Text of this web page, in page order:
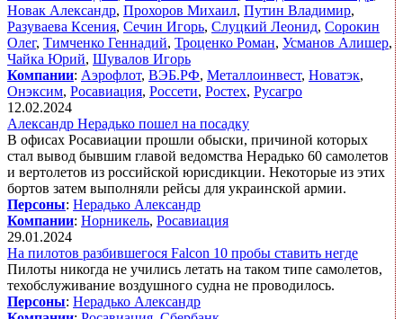
Новак Александр, Прохоров Михаил, Путин Владимир,
Разуваева Ксения, Сечин Игорь, Слуцкий Леонид, Сорокин
Олег, Тимченко Геннадий, Троценко Роман, Усманов Алишер,
Чайка Юрий, Шувалов Игорь
Компании: Аэрофлот, ВЭБ.РФ, Металлоинвест, Новатэк,
Онэксим, Росавиация, Россети, Ростех, Русагро
12.02.2024
Александр Нерадько пошел на посадку
В офисах Росавиации прошли обыски, причиной которых
стал вывод бывшим главой ведомства Нерадько 60 самолетов
и вертолетов из российской юрисдикции. Некоторые из этих
бортов затем выполняли рейсы для украинской армии.
Персоны: Нерадько Александр
Компании: Норникель, Росавиация
29.01.2024
На пилотов разбившегося Falcon 10 пробы ставить негде
Пилоты никогда не учились летать на таком типе самолетов,
техобслуживание воздушного судна не проводилось.
Персоны: Нерадько Александр